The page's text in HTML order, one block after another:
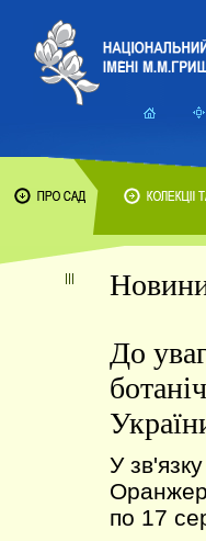
До
У
по 17